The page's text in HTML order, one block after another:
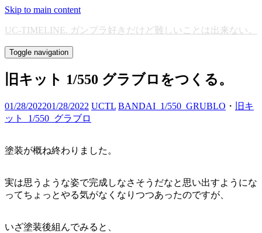
Skip to main content
UC-TIMELINE. ガンプラ好きだけど難しいことは出来ない。
Toggle navigation
旧キット 1/550 グラブロをつくる。
01/28/202201/28/2022 UCTL BANDAI_1/550_GRUBLO ・
旧キ
ット_1/550_グラブロ
塗装が概ね終わりました。
実は思うような姿で完成しなさそうだなと思い出すようにな
ってちょっとやる気がなくなりつつあったのですが、
いざ塗装後組んでみると、